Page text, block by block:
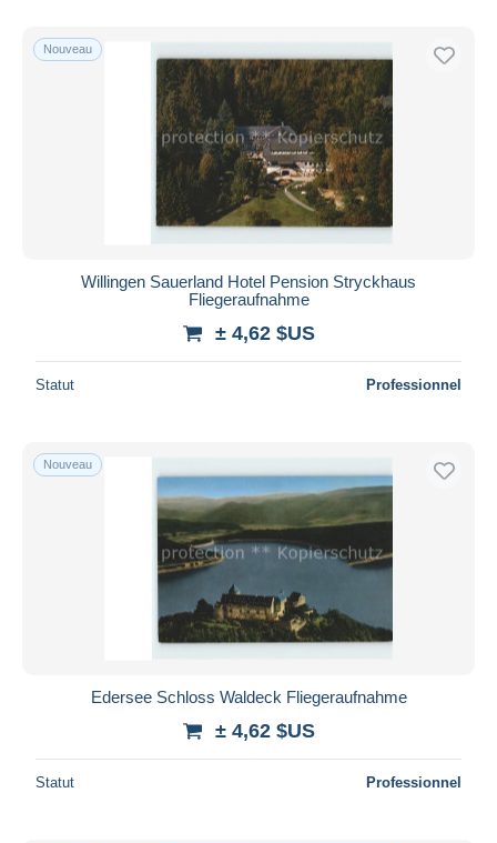
Nouveau
Willingen Sauerland Hotel Pension Stryckhaus
Fliegeraufnahme
± 4,62 $US
Statut Professionnel
Nouveau
Edersee Schloss Waldeck Fliegeraufnahme
± 4,62 $US
Statut Professionnel